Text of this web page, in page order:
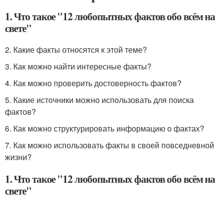
1. Что такое "12 любопытных фактов обо всём на
свете"
2. Какие факты относятся к этой теме?
3. Как можно найти интересные факты?
4. Как можно проверить достоверность фактов?
5. Какие источники можно использовать для поиска
фактов?
6. Как можно структурировать информацию о фактах?
7. Как можно использовать факты в своей повседневной
жизни?
1. Что такое "12 любопытных фактов обо всём на
свете"